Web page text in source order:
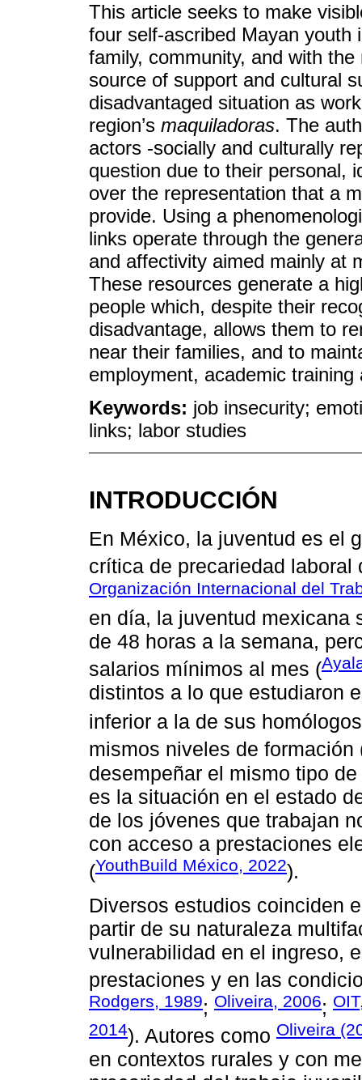
This article seeks to make
four self-ascribed Mayan youth
family, community, and with
source of support and cultural
disadvantaged situation as
region’s maquiladoras. The
actors -socially and culturally
question due to their personal,
over the representation that a
provide. Using a
links operate through the
and affectivity aimed mainly at
These resources generate a
people which, despite their
disadvantage, allows them to
near their families, and to
employment, academic
Keywords: job insecurity;
links; labor studies
INTRODUCCIÓN
En México, la juventud es el
crítica de precariedad laboral
Organización Internacional del
en día, la juventud mexicana
de 48 horas a la semana,
salarios mínimos al mes (
distintos a lo que estudiaron
inferior a la de sus
mismos niveles de formación
desempeñar el mismo tipo
es la situación en el estado
de los jóvenes que trabajan
con acceso a prestaciones
(YouthBuild México, 2022).
Diversos estudios coinciden
partir de su naturaleza
vulnerabilidad en el ingreso,
prestaciones y en las
Rodgers, 1989; Oliveira, 2006;
2014). Autores como Oliveira
en contextos rurales y con